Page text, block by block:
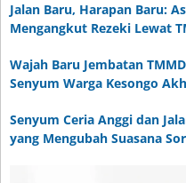
Jalan Baru, Harapan Baru:
Mengangkut Rezeki Lewat
Wajah Baru Jembatan
Senyum Warga Kesongo
Senyum Ceria Anggi dan
yang Mengubah Suasana